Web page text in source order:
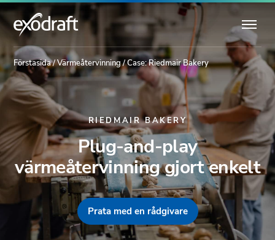
Förstasida/Värmeåtervinning/Case: Riedmair Bakery
RIEDMAIR BAKERY
Plug-and-play
värmeåtervinning gjort enkelt
Prata med en rådgivare